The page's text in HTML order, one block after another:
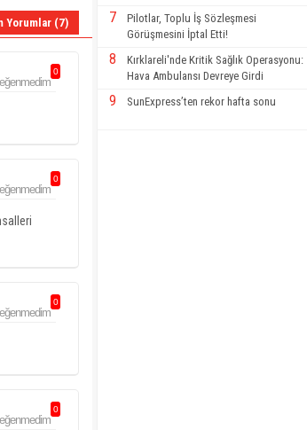
Yorumlar (7)
0
0
0
0
7
Pilotlar, Toplu İş Sözleşmesi
Görüşmesini İptal Etti!
8
Kırklareli'nde Kritik Sağlık Operasyonu:
Hava Ambulansı Devreye Girdi
9 SunExpress’ten rekor hafta sonu